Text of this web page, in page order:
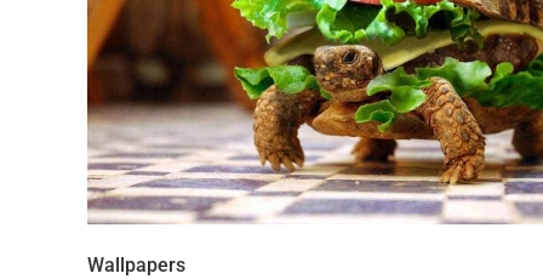
Wallpapers
Most Popular Topics